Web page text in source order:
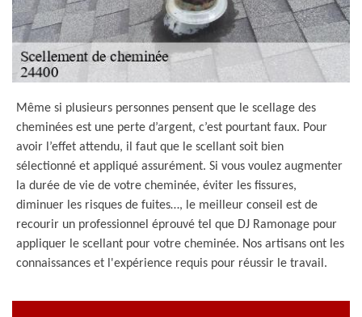
Même si plusieurs personnes pensent que le scellage des
cheminées est une perte d’argent, c’est pourtant faux. Pour
avoir l’effet attendu, il faut que le scellant soit bien
sélectionné et appliqué assurément. Si vous voulez augmenter
la durée de vie de votre cheminée, éviter les fissures,
diminuer les risques de fuites…, le meilleur conseil est de
recourir un professionnel éprouvé tel que DJ Ramonage pour
appliquer le scellant pour votre cheminée. Nos artisans ont les
connaissances et l'expérience requis pour réussir le travail.